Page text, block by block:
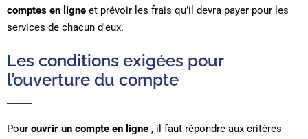
comptes en ligne et prévoir les frais qu’il devra payer pour les
services de chacun d'eux.
Les conditions exigées pour
l’ouverture du compte
Pour ouvrir un compte en ligne , il faut répondre aux critères